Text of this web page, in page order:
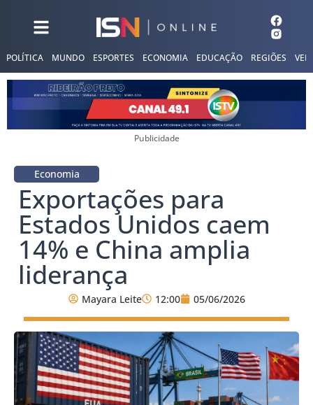
POLÍTICA MUNDO ESPORTES ECONOMIA EDUCAÇÃO REGIÕES
Publicidade
Economia
Exportações para
Estados Unidos caem
14% e China amplia
liderança
Mayara Leite 12:00 05/06/2026